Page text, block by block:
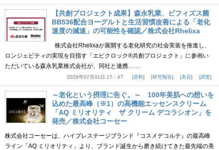
【共創プロジェクト成果】森永乳業、ビフィズス菌
BB536配合ヨーグルトと生活習慣改善による「老化
速度の減速」の可能性を確認／株式会社Rhelixa
株式会社Rhelixaが展開する老化研究の社会実装を推進し、
ロンジェビティの実現を目指す「エピクロック®共創プロジェクト」に参画い
ただいている森永乳業株式会社が、同社と連携……
2026年07月31日 17：47 原料 研究報告 美容 調査
～老化という摂理に告ぐ。～ 100年美肌への想いを
込めた最高峰（※1）の高機能エッセンスクリーム
「AQ ミリオリティ ザ クリーム デコラシオン」を
発売／株式会社コーセー
株式会社コーセーは、ハイプレステージブランド『コスメデコルテ』の最高峰
ライン「AQ ミリオリティ」より、ブランド誕生から磨き続けてきた最先端の美